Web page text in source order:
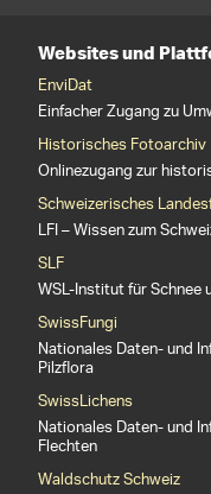
Websites und
EnviDat
Einfacher Zugang zu
Historisches Fotoarchiv
Onlinezugang zur
Schweizerisches
LFI – Wissen zum
SLF
WSL-Institut für Schnee
SwissFungi
Nationales Daten- und
Pilzflora
SwissLichens
Nationales Daten- und
Flechten
Waldschutz Schweiz